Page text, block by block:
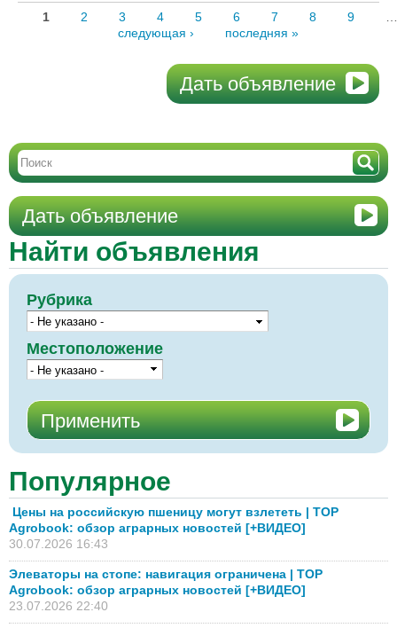
1 2 3 4 5 6 7 8 9
следующая ›
последняя »
Дать объявление
Дать объявление
Найти объявления
Рубрика
Местоположение
Популярное
Цены на российскую пшеницу могут взлететь | TOP
Agrobook: обзор аграрных новостей [+ВИДЕО]
30.07.2026 16:43
Элеваторы на стопе: навигация ограничена | TOP
Agrobook: обзор аграрных новостей [+ВИДЕО]
23.07.2026 22:40